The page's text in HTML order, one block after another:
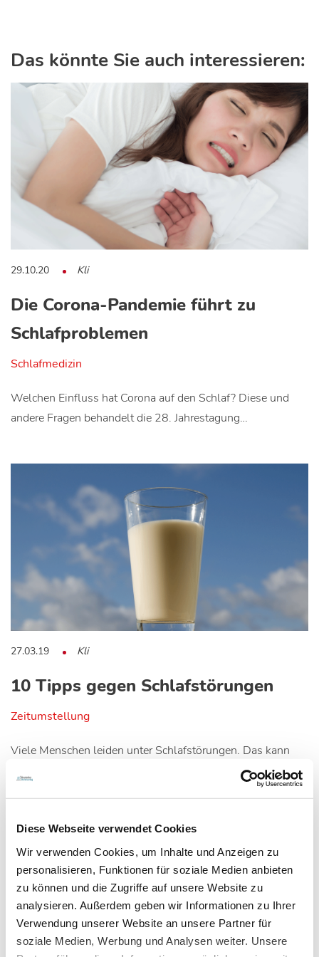
Diese Webseite verwendet Cookies
Wir verwenden Cookies, um Inhalte und Anzeigen zu
personalisieren, Funktionen für soziale Medien anbieten
zu können und die Zugriffe auf unsere Website zu
analysieren. Außerdem geben wir Informationen zu Ihrer
Verwendung unserer Website an unsere Partner für
soziale Medien, Werbung und Analysen weiter. Unsere
Das könnte Sie auch interessieren:
29.10.20 Kli
Die Corona-Pandemie führt zu
Schlafproblemen
Schlafmedizin
Welchen Einfluss hat Corona auf den Schlaf? Diese und
andere Fragen behandelt die 28. Jahrestagung…
27.03.19 Kli
10 Tipps gegen Schlafstörungen
Zeitumstellung
Viele Menschen leiden unter Schlafstörungen. Das kann